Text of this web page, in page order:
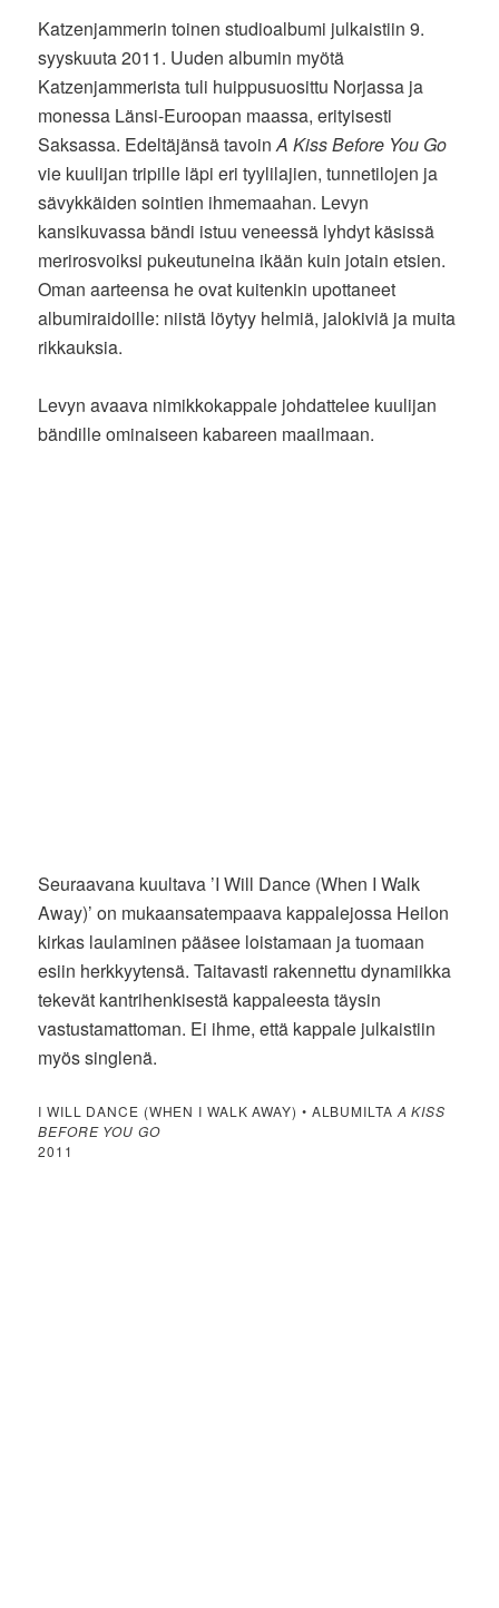
Katzenjammerin toinen studioalbumi julkaistiin 9.
syyskuuta 2011. Uuden albumin myötä
Katzenjammerista tuli huippusuosittu Norjassa ja
monessa Länsi-Euroopan maassa, erityisesti
Saksassa. Edeltäjänsä tavoinA Kiss Before You Go
vie kuulijan tripille läpi eri tyylilajien, tunnetilojen ja
sävykkäiden sointien ihmemaahan. Levyn
kansikuvassa bändi istuu veneessä lyhdyt käsissä
merirosvoiksi pukeutuneina ikään kuin jotain etsien.
Oman aarteensa he ovat kuitenkin upottaneet
albumiraidoille: niistä löytyy helmiä, jalokiviä ja muita
rikkauksia.
Levyn avaava nimikkokappale johdattelee kuulijan
bändille ominaiseen kabareen maailmaan.
Seuraavana kuultava ’I Will Dance (When I Walk
Away)’ on mukaansatempaava kappalejossa Heilon
kirkas laulaminen pääsee loistamaan ja tuomaan
esiin herkkyytensä. Taitavasti rakennettu dynamiikka
tekevät kantrihenkisestä kappaleesta täysin
vastustamattoman. Ei ihme, että kappale julkaistiin
myös singlenä.
I WILL DANCE (WHEN I WALK AWAY) • ALBUMILTA A KISS
BEFORE YOU GO
2011